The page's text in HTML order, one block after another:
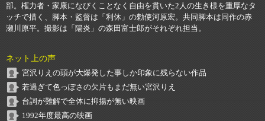
部。権力者・家康になびくことなく自由を貫いた2人の生き様を重厚なタ
ッチで描く、脚本・監督は「利休」の勅使河原宏。共同脚本は同作の赤
瀬川原平。撮影は「陽炎」の森田富士郎がそれぞれ担当。
ネット上の声
宮沢りえの頭が大爆発した事しか印象に残らない作品
若過ぎて色っぽさの欠片もまだ無い宮沢りえ
台詞が難解で全体に抑揚が無い映画
1992年度最高の映画